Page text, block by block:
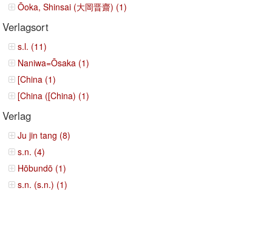
Ōoka, Shinsai (大岡晋齋) (1)
Verlagsort
s.l. (11)
Naniwa=Ōsaka (1)
[China (1)
[China ([China) (1)
Verlag
Ju jin tang (8)
s.n. (4)
Hōbundō (1)
s.n. (s.n.) (1)